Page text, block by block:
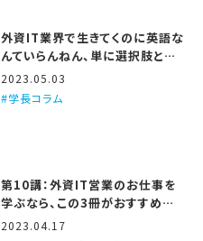
外資IT業界で生きてくのに英語な
んていらんねん、単に選択肢と仕
事の面白さが減るだけや
2023.05.03
学長コラム
第10講：外資IT営業のお仕事を
学ぶなら、この3冊がおすすめや
で
2023.04.17